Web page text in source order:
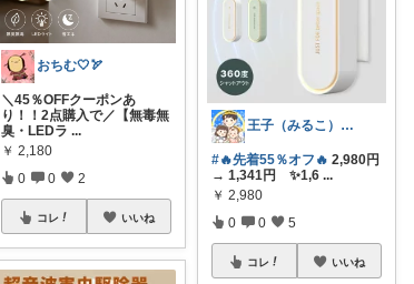
おちむ🤍🏹
＼45％OFFクーポンあ
り！！2点購入で／【無毒無
臭・LEDラ ...
￥ 2,180
0 0 2
コレ いいね
王子（みるこ）👑便利グッズ×QOL向上
#🔥先着55％オフ🔥 2,980円
→ 1,341円 ✨1,6 ...
￥ 2,980
0 0 5
コレ いいね